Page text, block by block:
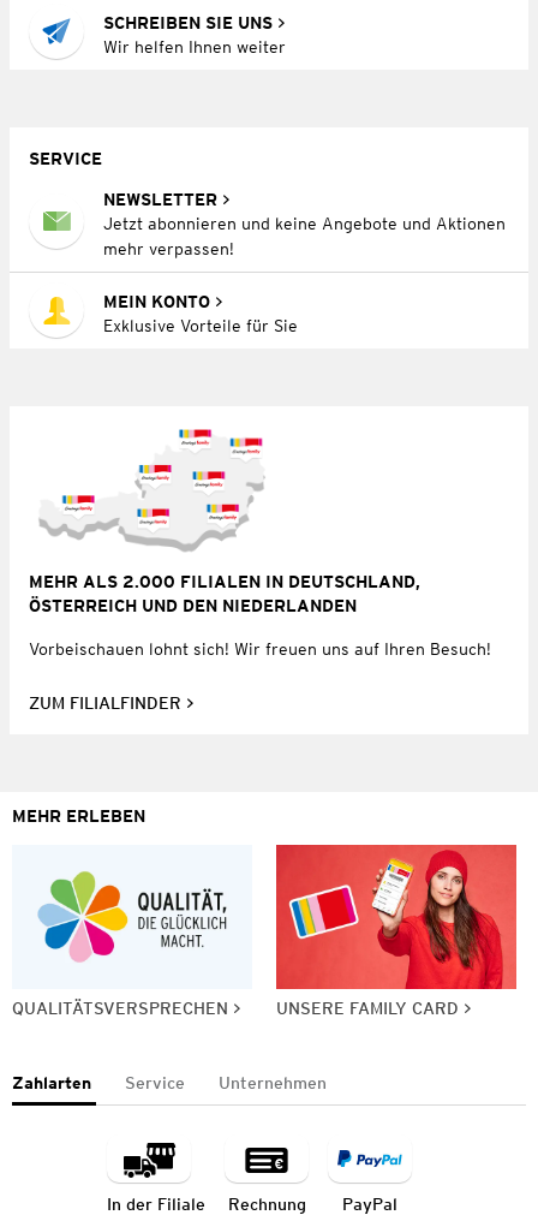
SCHREIBEN SIE UNS
Wir helfen Ihnen weiter
SERVICE
NEWSLETTER
Jetzt abonnieren und keine Angebote und Aktionen
mehr verpassen!
MEIN KONTO
Exklusive Vorteile für Sie
MEHR ALS 2.000 FILIALEN IN DEUTSCHLAND,
ÖSTERREICH UND DEN NIEDERLANDEN
Vorbeischauen lohnt sich! Wir freuen uns auf Ihren Besuch!
ZUM FILIALFINDER
MEHR ERLEBEN
QUALITÄTSVERSPRECHEN UNSERE FAMILY CARD
Zahlarten Service Unternehmen
In der Filiale Rechnung PayPal